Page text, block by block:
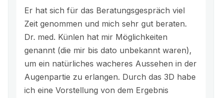
Er hat sich für das Beratungsgespräch viel
Zeit genommen und mich sehr gut beraten.
Dr. med. Künlen hat mir Möglichkeiten
genannt (die mir bis dato unbekannt waren),
um ein natürliches wacheres Aussehen in der
Augenpartie zu erlangen. Durch das 3D habe
ich eine Vorstellung von dem Ergebnis